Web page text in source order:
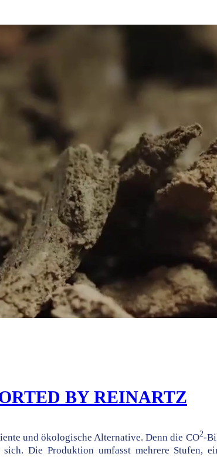
BY REINARTZ
und ökologische Alternative. Denn die CO2-
Die Produktion umfasst mehrere Stufen,